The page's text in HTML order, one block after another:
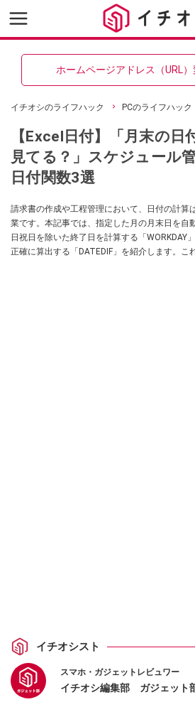
ホームページアドレス（URL
イチオシのライフハック PCのライフハック
【Excel日付】「月末の日
見てる？」スケジュール
日付関数3選
請求書の作成や工程管理において、日付の計算
業です。本記事では、指定した月の月末日を自
日祝日を除いた終了日を計算する「WORKDAY
正確に算出する「DATEDIF」を紹介します。こ
見ながら指折り数える必要がなくなり、正確な
イチオシスト
スマホ・ガジェットレビュワー
イチオシ編集部 ガジェット